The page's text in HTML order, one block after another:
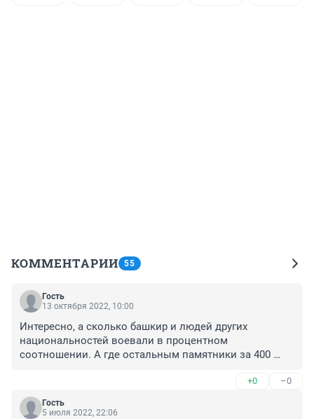
КОММЕНТАРИИ 55
Гость
13 октября 2022, 10:00
Интересно, а сколько башкир и людей других
национальностей воевали в процентном
соотношении. А где остальным памятники за 400
+0 –0
Гость
5 июля 2022, 22:06